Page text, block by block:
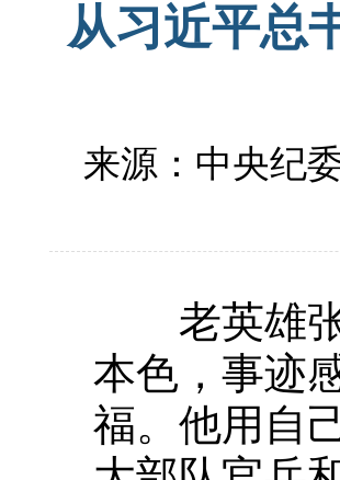
从习近平总
来源：中央纪
老英雄
本色，事迹
福。他用自